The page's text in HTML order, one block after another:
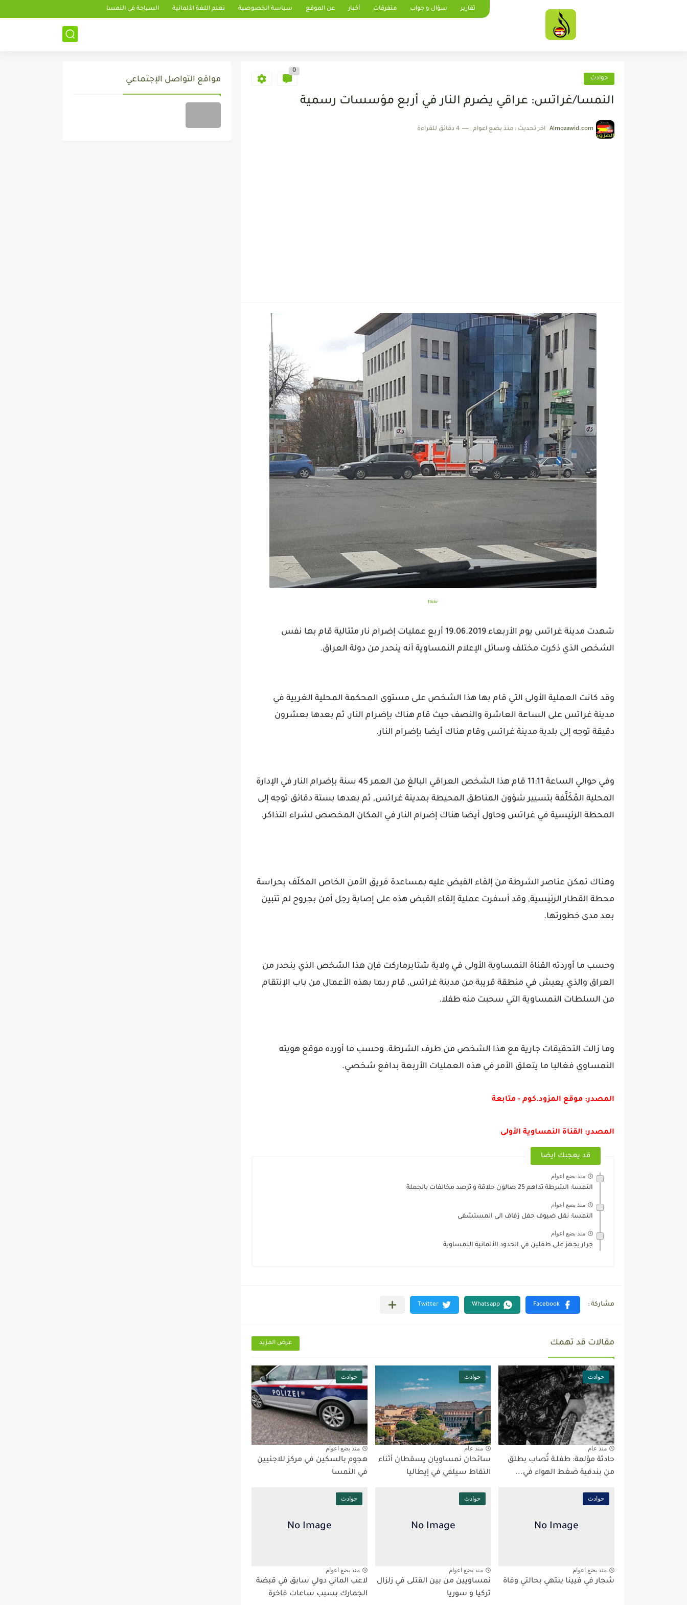
تقارير سؤال و جواب متفرقات أخبار عن الموقع سياسة الخصوصية تعلم اللغة الألمانية السياحة في النمسا
حوادث
0
النمسا/غراتس: عراقي يضرم النار في أربع مؤسسات رسمية
Almozawid.com اخر تحديث : منذ بضع اعوام 4 دقائق للقراءة
flickr
شهدت مدينة غراتس يوم الأربعاء 19.06.2019 أربع عمليات إضرام نار متتالية قام بها نفس
الشخص الذي ذكرت مختلف وسائل الإعلام النمساوية أنه ينحدر من دولة العراق.
وقد كانت العملية الأولى التي قام بها هذا الشخص على مستوى المحكمة المحلية الغربية في
مدينة غراتس على الساعة العاشرة والنصف حيث قام هناك بإضرام النار, ثم بعدها بعشرون
دقيقة توجه إلى بلدية مدينة غراتس وقام هناك أيضا بإضرام النار.
وفي حوالي الساعة 11:11 قام هذا الشخص العراقي البالغ من العمر 45 سنة بإضرام النار في الإدارة
المحلية المُكَلَّفة بتسيير شؤون المناطق المحيطة بمدينة غراتس, ثم بعدها بستة دقائق توجه إلى
المحطة الرئيسية في غراتس وحاول أيضا هناك إضرام النار في المكان المخصص لشراء التذاكر.
وهناك تمكن عناصر الشرطة من إلقاء القبض عليه بمساعدة فريق الأمن الخاص المكلّف بحراسة
محطة القطار الرئيسية, وقد أسفرت عملية إلقاء القبض هذه على إصابة رجل أمن بجروح لم تتبين
بعد مدى خطورتها.
وحسب ما أوردته القناة النمساوية الأولى في ولاية شتايرماركت فإن هذا الشخص الذي ينحدر من
العراق والذي يعيش في منطقة قريبة من مدينة غراتس, قام ربما بهذه الأعمال من باب الإنتقام
من السلطات النمساوية التي سحبت منه طفلا.
وما زالت التحقيقات جارية مع هذا الشخص من طرف الشرطة. وحسب ما أورده موقع هويته
النمساوي فغالبا ما يتعلق الأمر في هذه العمليات الأربعة بدافع شخصي.
المصدر: موقع المزود.كوم - متابعة
المصدر: القناة النمساوية الأولى
قد يعجبك ايضا
منذ بضع اعوام
النمسا: الشرطة تداهم 25 صالون حلاقة و ترصد مخالفات بالجملة
منذ بضع اعوام
النمسا: نقل ضيوف حفل زفاف الى المستشفى
منذ بضع اعوام
جرار يجهز على طفلين في الحدود الألمانية النمساوية
مقالات قد تهمك عرض المزيد
حوادث
منذ عام
حادثة مؤلمة: طفلـة تُصاب بطلق
من بندقية ضغط الهواء في...
حوادث
منذ عام
سائحان نمساويان يسقطان أثناء
التقاط سيلفي في إيطاليا
حوادث
منذ بضع اعوام
هجوم بالسكين في مركز للاجئيين
في النمسا
حوادث
منذ بضع اعوام
شجار في فيينا ينتهي بحالتي وفاة
حوادث
منذ بضع اعوام
نمساويين من بين القتلى في زلزال
تركيا و سوريا
حوادث
منذ بضع اعوام
لاعب الماني دولي سابق في قبضة
الجمارك بسبب ساعات فاخرة
مواقع التواصل الإجتماعي